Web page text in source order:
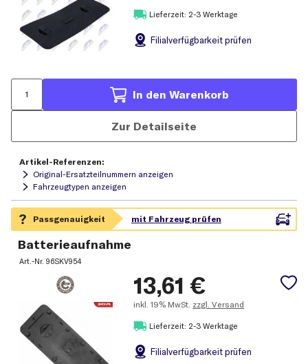
Lieferzeit: 2-3 Werktage
Filialverfügbarkeit prüfen
In den Warenkorb
Zur Detailseite
Artikel-Referenzen:
Original-Ersatzteilnummern anzeigen
Fahrzeugtypen anzeigen
Batterieaufnahme
Art.-Nr.96SKV954
13,61 €
inkl. 19% MwSt. zzgl. Versand
Lieferzeit: 2-3 Werktage
Filialverfügbarkeit prüfen